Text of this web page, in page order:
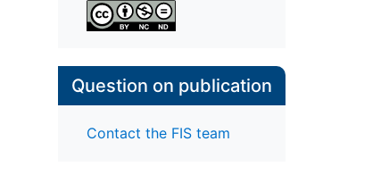
Question on publication
Contact the FIS team